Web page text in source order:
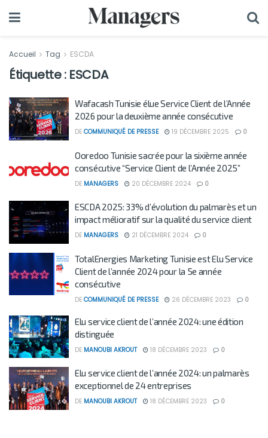
Accueil Tag ESCDA
Étiquette : ESCDA
Wafacash Tunisie élue Service Client de l’Année
2026 pour la deuxième année consécutive
DE COMMUNIQUÉ DE PRESSE 19 DÉCEMBRE 2025 0
Ooredoo Tunisie sacrée pour la sixième année
consécutive “Service Client de l’Année 2025”
DE MANAGERS 20 DÉCEMBRE 2024 0
ESCDA 2025: 33% d’évolution du palmarès et un
impact mélioratif sur la qualité du service client
DE MANAGERS 21 DÉCEMBRE 2024 0
TotalEnergies Marketing Tunisie est Elu Service
Client de l’année 2024 pour la 5e année
consécutive
DE COMMUNIQUÉ DE PRESSE 26 DÉCEMBRE 2023 0
Elu service client de l’année 2024: une édition
distinguée
DE MANOUBI AKROUT 18 DÉCEMBRE 2023 0
Elu service client de l’année 2024: un palmarès
exceptionnel de 24 entreprises
DE MANOUBI AKROUT 18 DÉCEMBRE 2023 0